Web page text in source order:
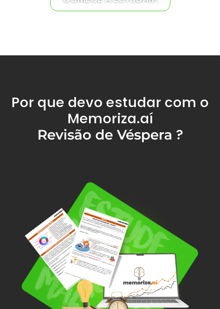
Por que devo estudar com o
Memoriza.aí
Revisão de Véspera ?